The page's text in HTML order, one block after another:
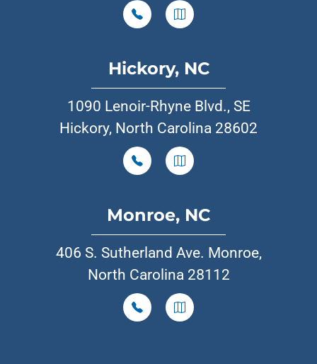
Hickory, NC
1090 Lenoir-Rhyne Blvd., SE
Hickory, North Carolina 28602
Monroe, NC
406 S. Sutherland Ave. Monroe,
North Carolina 28112